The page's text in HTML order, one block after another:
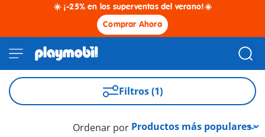
☀️ ¡-25% en los superventas del verano!☀️
Comprar Ahora
Filtros (1)
Ordenar por